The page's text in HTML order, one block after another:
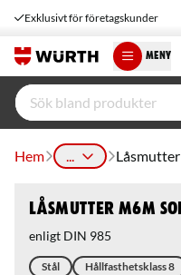
Exklusivt för företagskunder
MENY
Hem ...
Låsmutter M6M
enligt DIN 985
Stål Hållfasthetsklass 8